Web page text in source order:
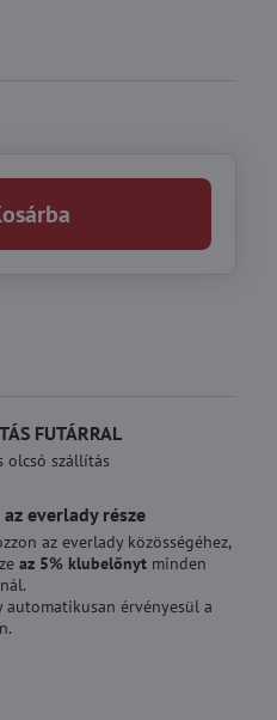
Kosárba
FUTÁRRAL
olcsó szállítás
az everlady része
az everlady közösségéhez,
az 5% klubelőnyt minden
automatikusan érvényesül a